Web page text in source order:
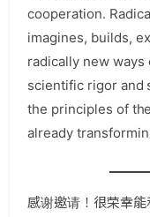
cooperation.
imagines, builds,
radically new ways
scientific rigor and
the principles of
already
感谢邀请！很荣幸